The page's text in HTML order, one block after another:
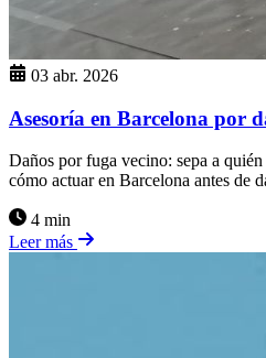
03 abr. 2026
Asesoría en Barcelona por
Daños por fuga vecino: sepa a
cómo actuar en Barcelona antes de
4 min
Leer más